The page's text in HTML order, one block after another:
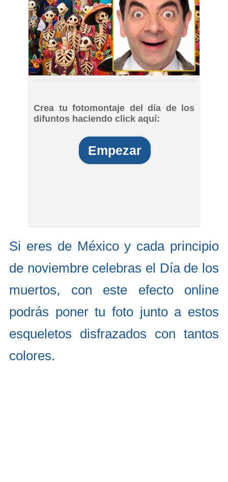
Crea tu fotomontaje del día de los
difuntos haciendo click aquí:
Empezar
Si eres de México y cada principio
de noviembre celebras el Día de los
muertos, con este efecto online
podrás poner tu foto junto a estos
esqueletos disfrazados con tantos
colores.